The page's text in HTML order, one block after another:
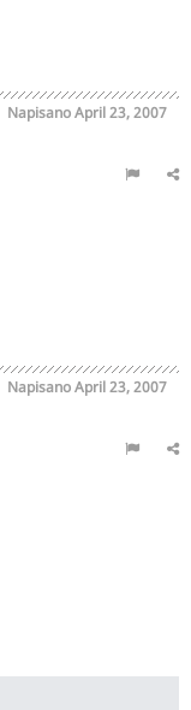
NapisanoApril 23, 2007
NapisanoApril 23, 2007